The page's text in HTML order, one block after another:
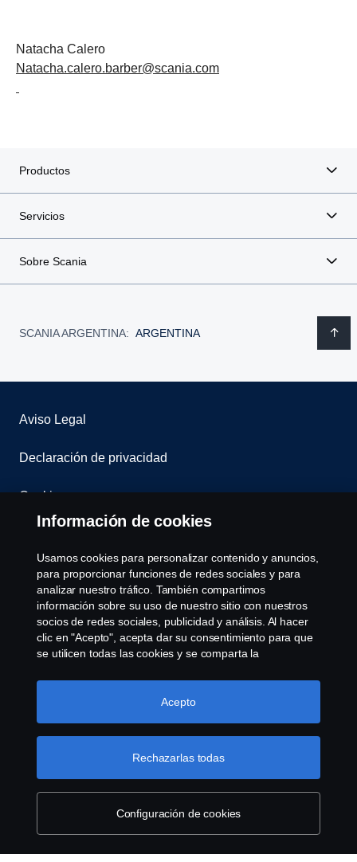
Natacha Calero
Natacha.calero.barber@scania.com
Productos
Servicios
Sobre Scania
SCANIA ARGENTINA: ARGENTINA
Aviso Legal
Declaración de privacidad
Cookies
Sistema de Denuncias
Configuración de cookies
reservados. Scania Argentina S.A.U. - Piedrabuena
5400, Grand Bourg, CP (1615) Buenos Aires,
Argentina. Tel. (54) 03327 45 1000
Información de cookies
Usamos cookies para personalizar contenido y anuncios,
para proporcionar funciones de redes sociales y para
analizar nuestro tráfico. También compartimos
información sobre su uso de nuestro sitio con nuestros
socios de redes sociales, publicidad y análisis. Al hacer
clic en "Acepto", acepta dar su consentimiento para que
se utilicen todas las cookies y se comparta la
haciendo clic en "Configuración de cookies" y
seleccionando las categorías que desea aceptar. Para
Más información sobre su privacidad
Configuración de cookies
Rechazarlas todas
Acepto